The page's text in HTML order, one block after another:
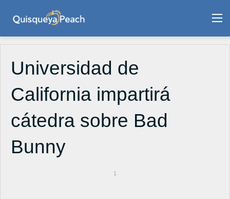
Universidad de
California impartirá
cátedra sobre Bad
Bunny
1